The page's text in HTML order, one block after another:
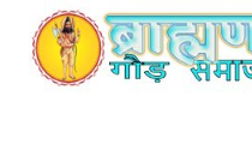
content